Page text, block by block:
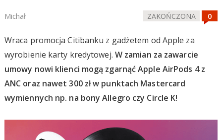
Michał ZAKOŃCZONA
Wraca promocja Citibanku z gadżetem od Apple za
wyrobienie karty kredytowej. W zamian za zawarcie
umowy nowi klienci mogą zgarnąć Apple AirPods 4 z
ANC oraz nawet 300 zł w punktach Mastercard
wymiennych np. na bony Allegro czy Circle K!